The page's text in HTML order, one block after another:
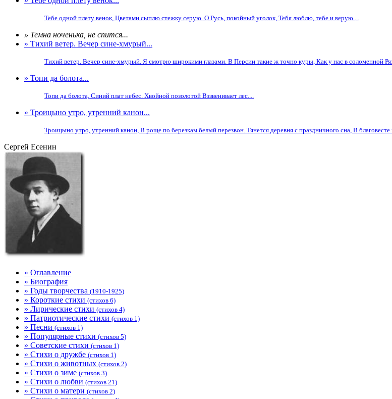
Тебе одной плету венок, Цветами сыплю стежку серую. О Русь, покойный уголок, Тебя люблю, тебе и верую....
» Темна ноченька, не спится...
» Тихий ветер. Вечер сине-хмурый...
Тихий ветер. Вечер сине-хмурый. Я смотрю широкими глазами. В Персии такие ж точно куры, Как у нас в соломенной
» Топи да болота...
Топи да болота, Синий плат небес. Хвойной позолотой Вззвенивает лес....
» Троицыно утро, утренний канон...
Троицыно утро, утренний канон, В роще по березкам белый перезвон. Тянется деревня с праздничного сна, В благовесте
Сергей Есенин
» Оглавление
» Биография
» Годы творчества (1910-1925)
» Короткие стихи (стихов 6)
» Лирические стихи (стихов 4)
» Патриотические стихи (стихов 1)
» Песни (стихов 1)
» Популярные стихи (стихов 5)
» Советские стихи (стихов 1)
» Стихи о дружбе (стихов 1)
» Стихи о животных (стихов 2)
» Стихи о зиме (стихов 3)
» Стихи о любви (стихов 21)
» Стихи о матери (стихов 2)